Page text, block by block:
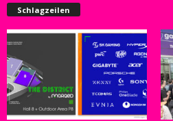
Schlagzeilen